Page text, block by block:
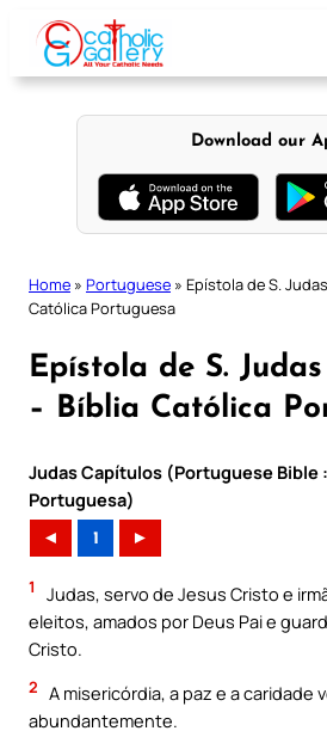
content
Download our
Home » Portuguese » Epístola de S.
Católica Portuguesa
Epístola de S.
– Bíblia Católica
Judas Capítulos (Portuguese Bible
Portuguesa)
◄ 1 ►
1
Judas, servo de Jesus Cristo e
eleitos, amados por Deus Pai e
Cristo.
2 A misericórdia, a paz e a caridade
abundantemente.